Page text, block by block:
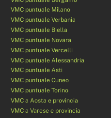
VMC puntuale Milano
VMC puntuale Verbania
VMC puntuale Biella
VMC puntuale Novara
VMC puntuale Vercelli
VMC puntuale Alessandria
VMC puntuale Asti
VMC puntuale Cuneo
VMC puntuale Torino
VMC a Aosta e provincia
VMC a Varese e provincia